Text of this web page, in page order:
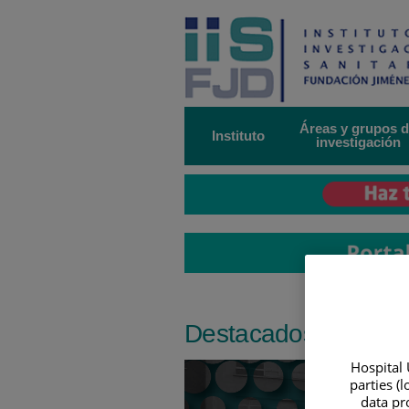
al
contenido
Instituto
Áreas y grupos
investigación
Destacados
Número
Hospital
parties
data